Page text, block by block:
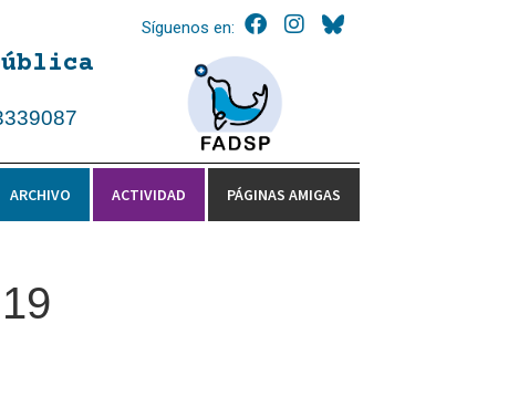
Síguenos en:
ARCHIVO ACTIVIDAD PÁGINAS AMIGAS